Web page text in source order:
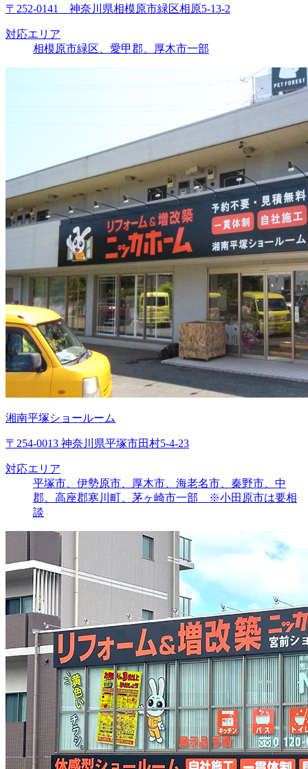
〒252-0141 神奈川県相模原市緑区相原5-13-2
対応エリア
相模原市緑区、愛甲郡、厚木市一部
湘南平塚ショールーム
〒254-0013 神奈川県平塚市田村5-4-23
対応エリア
平塚市、伊勢原市、厚木市、海老名市、秦野市、中
郡、高座郡寒川町、茅ヶ崎市一部 ※小田原市は要相
談